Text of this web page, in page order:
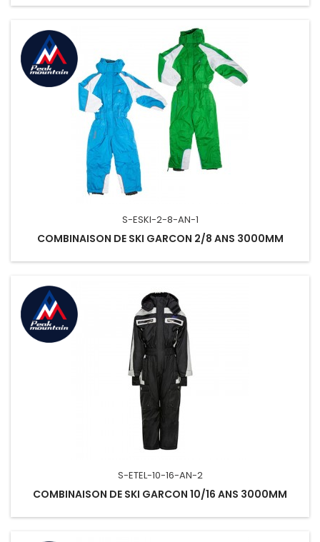
S-ESKI-2-8-AN-1
COMBINAISON DE SKI GARCON 2/8 ANS 3000MM
S-ETEL-10-16-AN-2
COMBINAISON DE SKI GARCON 10/16 ANS 3000MM